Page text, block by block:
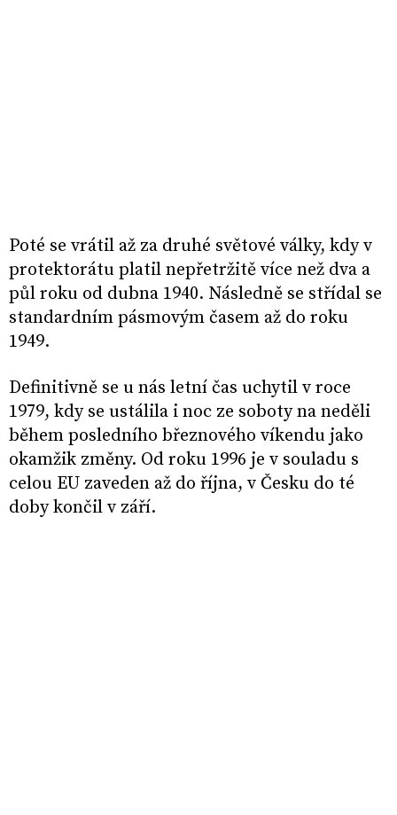
Poté se vrátil až za druhé světové války, kdy v
protektorátu platil nepřetržitě více než dva a
půl roku od dubna 1940. Následně se střídal se
standardním pásmovým časem až do roku
1949.
Definitivně se u nás letní čas uchytil v roce
1979, kdy se ustálila i noc ze soboty na neděli
během posledního březnového víkendu jako
okamžik změny. Od roku 1996 je v souladu s
celou EU zaveden až do října, v Česku do té
doby končil v září.